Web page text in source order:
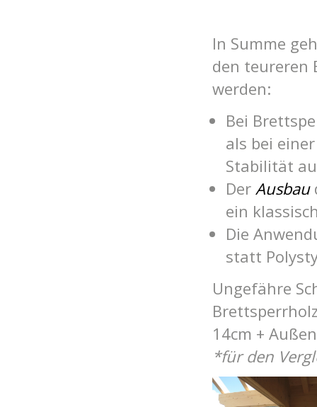
In Summe
den teureren
werden:
Bei
als bei
Stabilität
Der Ausbau
ein
Die
statt
Ungefähre
14cm +
*für den